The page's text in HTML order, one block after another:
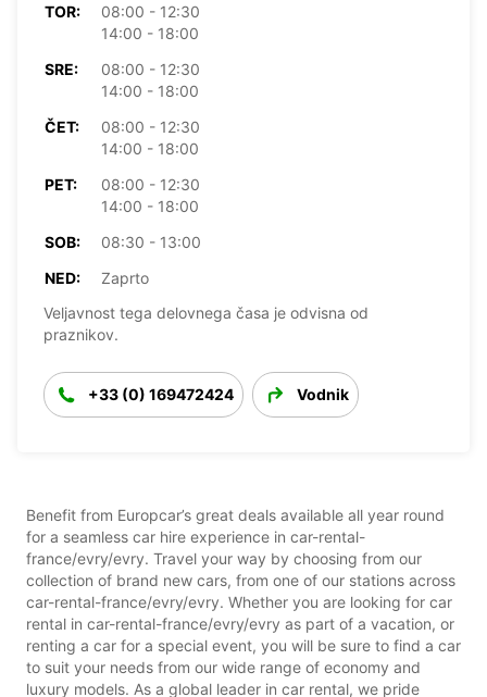
TOR:
08:00 - 12:30
14:00 - 18:00
SRE:
08:00 - 12:30
14:00 - 18:00
ČET:
08:00 - 12:30
14:00 - 18:00
PET:
08:00 - 12:30
14:00 - 18:00
SOB:
08:30 - 13:00
NED:
Zaprto
Veljavnost tega delovnega časa je odvisna od
praznikov.
+33 (0) 169472424 Vodnik
Benefit from Europcar’s great deals available all year round
for a seamless car hire experience in car-rental-
france/evry/evry. Travel your way by choosing from our
collection of brand new cars, from one of our stations across
car-rental-france/evry/evry. Whether you are looking for car
rental in car-rental-france/evry/evry as part of a vacation, or
renting a car for a special event, you will be sure to find a car
to suit your needs from our wide range of economy and
luxury models. As a global leader in car rental, we pride